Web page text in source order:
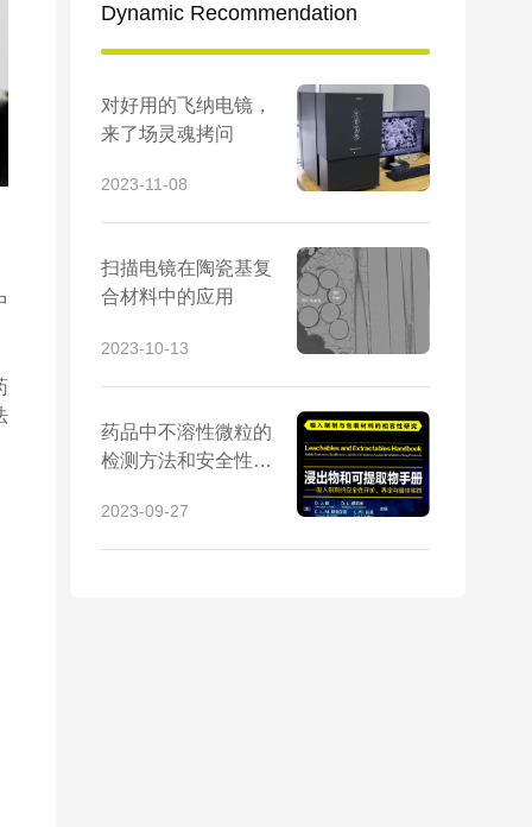
Dynamic Recommendation
对好用的飞纳电镜，
来了场灵魂拷问
2023-11-08
扫描电镜在陶瓷基复
合材料中的应用
2023-10-13
药品中不溶性微粒的
检测方法和安全性评
2023-09-27